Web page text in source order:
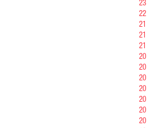
23
22
21
21
21
20
20
20
20
20
20
20